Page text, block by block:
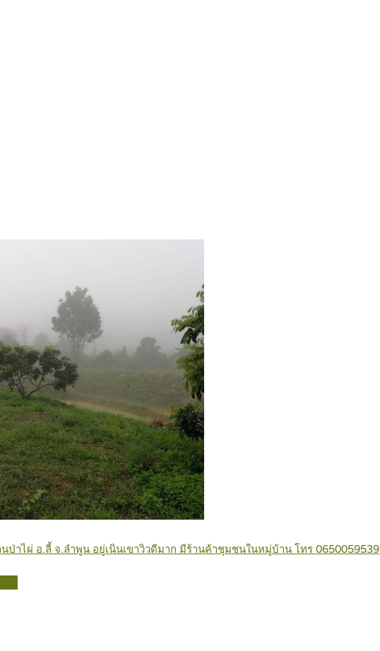
ป่าไผ่ อ.ลี้ จ.ลำพูน อยู่เนินเขาวิวดีมาก มีร้านค้าชุมชนในหมู่บ้าน โทร 0650059539